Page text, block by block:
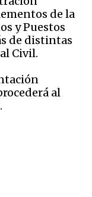
de la
y Puestos
de distintas
Civil.
al